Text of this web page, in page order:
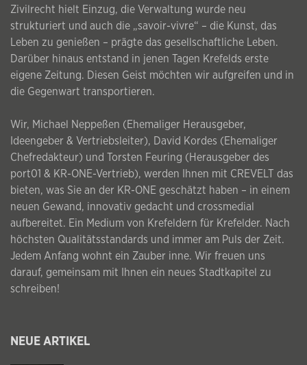
Zivilrecht hielt Einzug, die Verwaltung wurde neu
strukturiert und auch die „savoir-vivre“ – die Kunst, das
Leben zu genießen – prägte das gesellschaftliche Leben.
Darüber hinaus entstand in jenen Tagen Krefelds erste
eigene Zeitung. Diesen Geist möchten wir aufgreifen und in
die Gegenwart transportieren.
Wir, Michael Neppeßen (Ehemaliger Herausgeber,
Ideengeber & Vertriebsleiter), David Kordes (Ehemaliger
Chefredakteur) und Torsten Feuring (Herausgeber des
port01 & KR-ONE-Vertrieb), werden Ihnen mit CREVELT das
bieten, was Sie an der KR-ONE geschätzt haben – in einem
neuen Gewand, innovativ gedacht und crossmedial
aufbereitet. Ein Medium von Krefeldern für Krefelder. Nach
höchsten Qualitätsstandards und immer am Puls der Zeit.
Jedem Anfang wohnt ein Zauber inne. Wir freuen uns
darauf, gemeinsam mit Ihnen ein neues Stadtkapitel zu
schreiben!
NEUE ARTIKEL